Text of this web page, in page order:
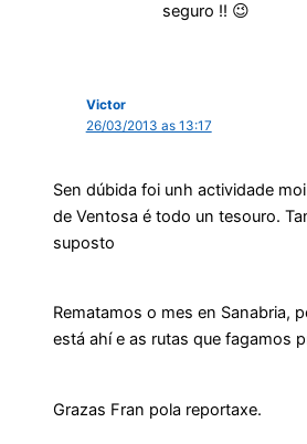
seguro !! 😉
Victor
26/03/2013 as 13:17
Sen dúbida foi unh actividade
de Ventosa é todo un tesouro.
suposto
Rematamos o mes en Sanabria,
está ahí e as rutas que fagamos
Grazas Fran pola reportaxe.